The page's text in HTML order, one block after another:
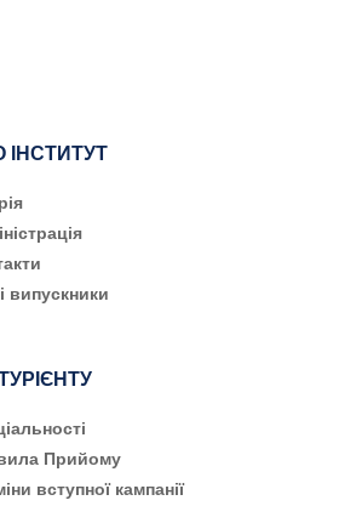
ІНСТИТУТ
випускники
Прийому
вступної кампанії